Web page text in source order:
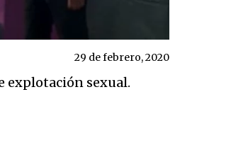
29 de febrero, 2020
explotación sexual.